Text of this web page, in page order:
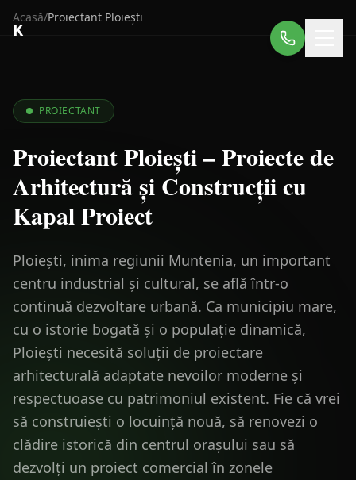
K
Acasă/Proiectant Ploiești
PROIECTANT
Proiectant Ploiești – Proiecte de
Arhitectură și Construcții cu
Kapal Proiect
Ploiești, inima regiunii Muntenia, un important
centru industrial și cultural, se află într-o
continuă dezvoltare urbană. Ca municipiu mare,
cu o istorie bogată și o populație dinamică,
Ploiești necesită soluții de proiectare
arhitecturală adaptate nevoilor moderne și
respectuoase cu patrimoniul existent. Fie că vrei
să construiești o locuință nouă, să renovezi o
clădire istorică din centrul orașului sau să
dezvolți un proiect comercial în zonele